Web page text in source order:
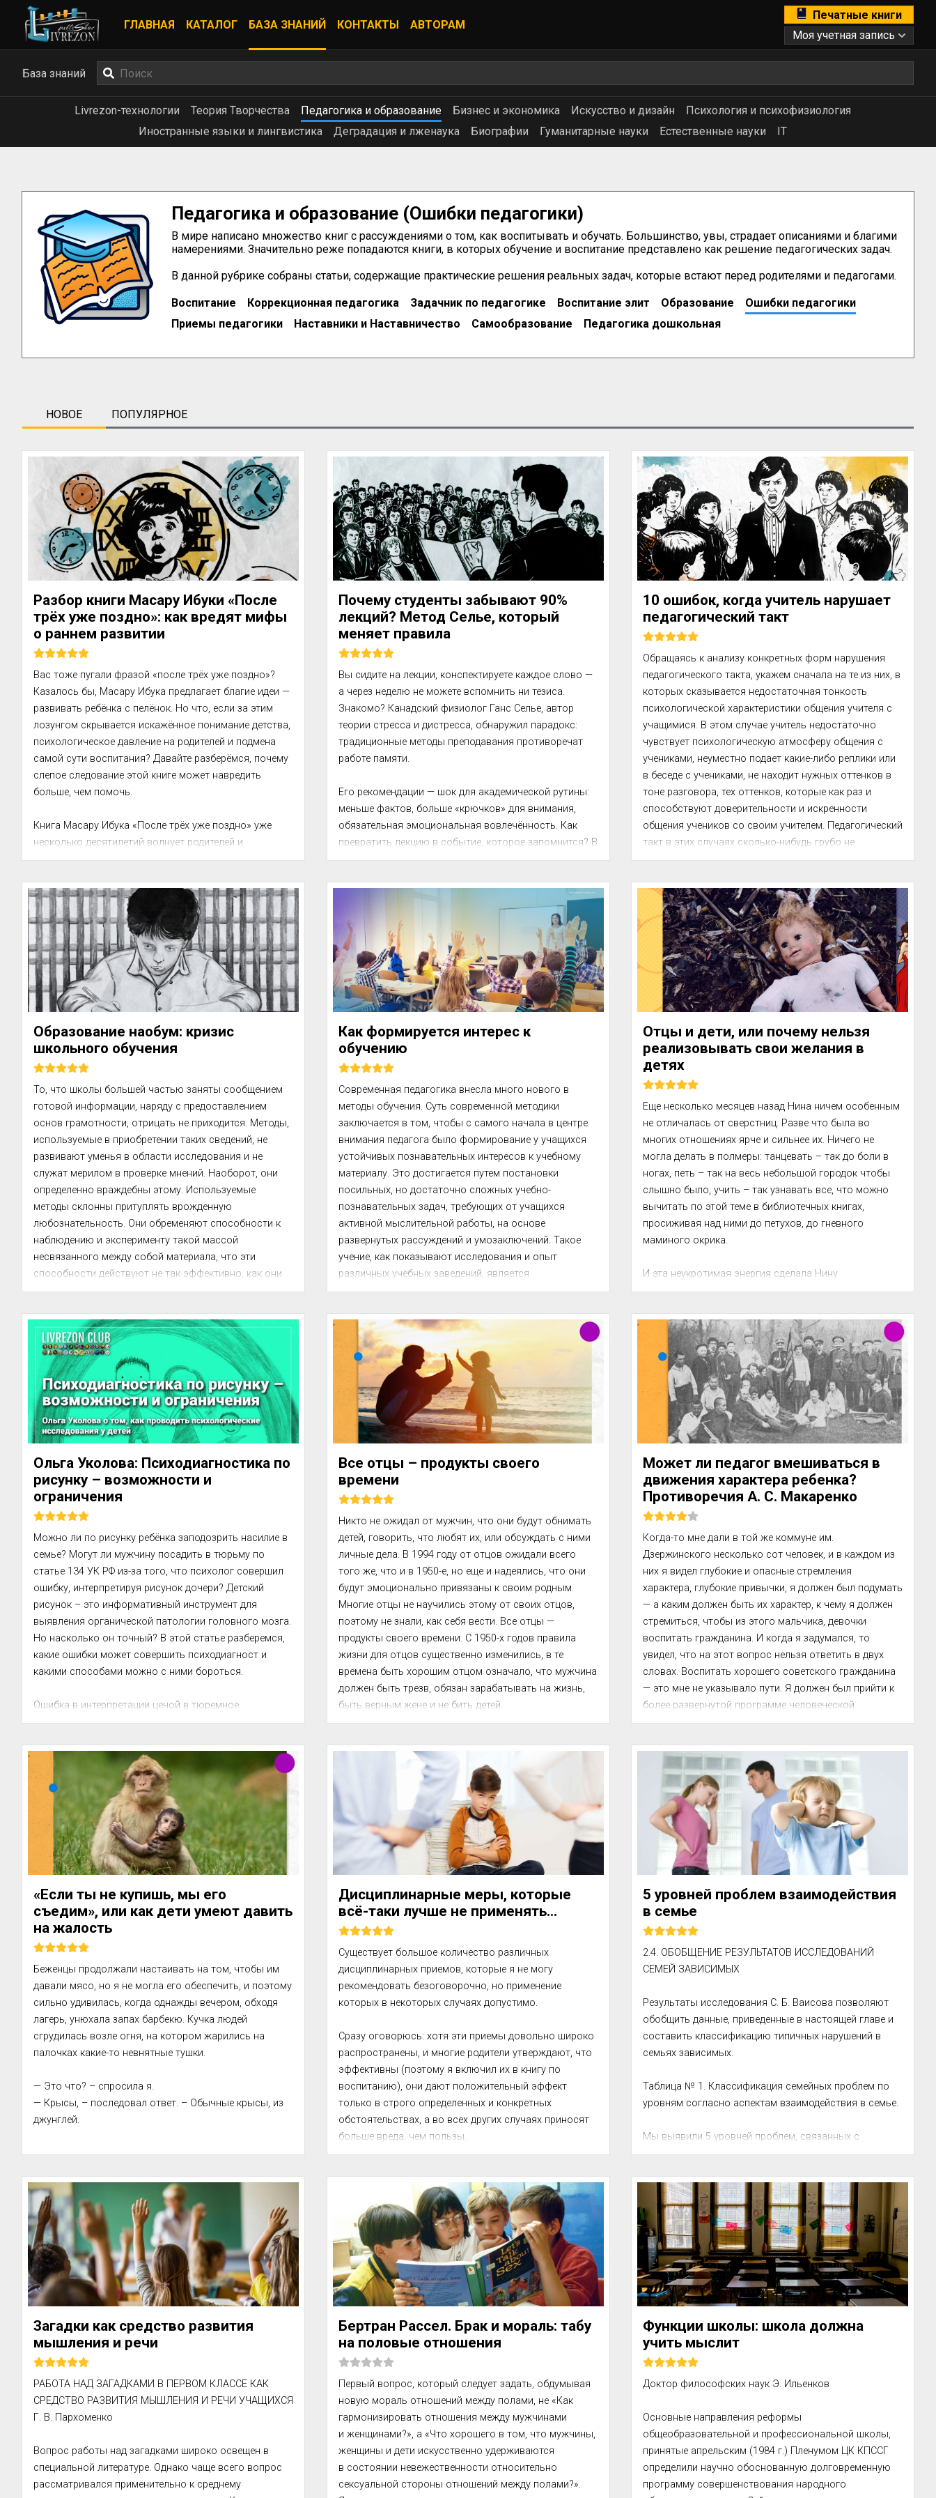
ГЛАВНАЯ КАТАЛОГ БАЗА ЗНАНИЙ КОНТАКТЫ АВТОРАМ
Печатные книги
Моя учетная запись
База знаний
Livrezon-технологии Теория Творчества Педагогика и образование Бизнес и экономика Искусство и дизайн
Психология и психофизиология
Иностранные языки и лингвистика
Деградация и лженаука Биографии Гуманитарные науки Естественные науки IT
Педагогика и образование (Ошибки педагогики)
В мире написано множество книг с рассуждениями о том, как воспитывать и обучать. Большинство, увы, страдает описаниями и благими
намерениями. Значительно реже попадаются книги, в которых обучение и воспитание представлено как решение педагогических задач.
В данной рубрике собраны статьи, содержащие практические решения реальных задач, которые встают перед родителями и педагогами.
Воспитание Коррекционная педагогика Задачник по педагогике Воспитание элит Образование
Ошибки педагогики
Приемы педагогики
Наставники и Наставничество Самообразование Педагогика дошкольная
НОВОЕ ПОПУЛЯРНОЕ
Разбор книги Масару Ибуки «После
трёх уже поздно»: как вредят мифы
о раннем развитии
Вас тоже пугали фразой «после трёх уже поздно»?
Казалось бы, Масару Ибука предлагает благие идеи —
развивать ребёнка с пелёнок. Но что, если за этим
лозунгом скрывается искажённое понимание детства,
психологическое давление на родителей и подмена
самой сути воспитания? Давайте разберёмся, почему
слепое следование этой книге может навредить
больше, чем помочь.
Книга Масару Ибука «После трёх уже поздно» уже
несколько десятилетий волнует родителей и
педагогов по всему миру. Написанная в 1971 году
простой и потому...
Почему студенты забывают 90%
лекций? Метод Селье, который
меняет правила
Вы сидите на лекции, конспектируете каждое слово —
а через неделю не можете вспомнить ни тезиса.
Знакомо? Канадский физиолог Ганс Селье, автор
теории стресса и дистресса, обнаружил парадокс:
традиционные методы преподавания противоречат
работе памяти.
Его рекомендации — шок для академической рутины:
меньше фактов, больше «крючков» для внимания,
обязательная эмоциональная вовлечённость. Как
превратить лекцию в событие, которое запомнится? В
этом фрагменте из нашней Базы знаний — принципы,
10 ошибок, когда учитель нарушает
педагогический такт
Обращаясь к анализу конкретных форм нарушения
педагогического такта, укажем сначала на те из них, в
которых сказывается недостаточная тонкость
психологической характеристики общения учителя с
учащимися. В этом случае учитель недостаточно
чувствует психологическую атмосферу общения с
учениками, неуместно подает какие-либо реплики или
в беседе с учениками, не находит нужных оттенков в
тоне разговора, тех оттенков, которые как раз и
способствуют доверительности и искренности
общения учеников со своим учителем. Педагогический
такт в этих случаях сколько-нибудь грубо не
нарушается, но здесь не хват...
Образование наобум: кризис
школьного обучения
То, что школы большей частью заняты сообщением
готовой информации, наряду с предоставлением
основ грамотности, отрицать не приходится. Методы,
используемые в приобретении таких сведений, не
развивают уменья в области исследования и не
служат мерилом в проверке мнений. Наоборот, они
определенно враждебны этому. Используемые
методы склонны притуплять врожденную
любознательность. Они обременяют способности к
наблюдению и эксперименту такой массой
несвязанного между собой материала, что эти
способности действуют не так эффективно, как они
зачастую действуют у многих неграмотных людей.
Как формируется интерес к
обучению
Современная педагогика внесла много нового в
методы обучения. Суть современной методики
заключается в том, чтобы с самого начала в центре
внимания педагога было формирование у учащихся
устойчивых познавательных интересов к учебному
материалу. Это достигается путем постановки
посильных, но достаточно сложных учебно-
познавательных задач, требующих от учащихся
активной мыслительной работы, на основе
развернутых рассуждений и умозаключений. Такое
учение, как показывают исследования и опыт
различных учебных заведений, является
развивающим и обеспечивает сознательное усвоение
Отцы и дети, или почему нельзя
реализовывать свои желания в
детях
Еще несколько месяцев назад Нина ничем особенным
не отличалась от сверстниц. Разве что была во
многих отношениях ярче и сильнее их. Ничего не
могла делать в полмеры: танцевать – так до боли в
ногах, петь – так на весь небольшой городок чтобы
слышно было, учить – так узнавать все, что можно
вычитать по этой теме в библиотечных книгах,
просиживая над ними до петухов, до гневного
маминого окрика.
И эта неукротимая энергия сделала Нину
общепризнанным вожаком класса, потом школы, где
Ольга Уколова: Психодиагностика по
рисунку – возможности и
ограничения
Можно ли по рисунку ребёнка заподозрить насилие в
семье? Могут ли мужчину посадить в тюрьму по
статье 134 УК РФ из-за того, что психолог совершил
ошибку, интерпретируя рисунок дочери? Детский
рисунок – это информативный инструмент для
выявления органической патологии головного мозга.
Но насколько он точный? В этой статье разберемся,
какие ошибки может совершить психодиагност и
какими способами можно с ними бороться.
Ошибка в интерпретации ценой в тюремное
заключение
Это рисунки семилетней девочки, дочери чиновника ...
Все отцы – продукты своего
времени
Никто не ожидал от мужчин, что они будут обнимать
детей, говорить, что любят их, или обсуждать с ними
личные дела. В 1994 году от отцов ожидали всего
того же, что и в 1950-е, но еще и надеялись, что они
будут эмоционально привязаны к своим родным.
Многие отцы не научились этому от своих отцов,
поэтому не знали, как себя вести. Все отцы —
продукты своего времени. С 1950-х годов правила
жизни для отцов существенно изменились, в те
времена быть хорошим отцом означало, что мужчина
должен быть трезв, обязан зарабатывать на жизнь,
быть верным жене и не бить детей.
Может ли педагог вмешиваться в
движения характера ребенка?
Противоречия А. С. Макаренко
Когда-то мне дали в той же коммуне им.
Дзержинского несколько сот человек, и в каждом из
них я видел глубокие и опасные стремления
характера, глубокие привычки, я должен был подумать
— а каким должен быть их характер, к чему я должен
стремиться, чтобы из этого мальчика, девочки
воспитать гражданина. И когда я задумался, то
увидел, что на этот вопрос нельзя ответить в двух
словах. Воспитать хорошего советского гражданина
— это мне не указывало пути. Я должен был прийти к
более развернутой программе человеческой
личности. И, подходя к программе личности, я
«Если ты не купишь, мы его
съедим», или как дети умеют давить
на жалость
Беженцы продолжали настаивать на том, чтобы им
давали мясо, но я не могла его обеспечить, и поэтому
сильно удивилась, когда однажды вечером, обходя
лагерь, унюхала запах барбекю. Кучка людей
сгрудилась возле огня, на котором жарились на
палочках какие-то невнятные тушки.
— Это что? – спросила я.
— Крысы, – последовал ответ. – Обычные крысы, из
джунглей.
О боже! Люди дошли до того, что уже ели мелких
— Да ну, все нормально, – рассмеялись беженцы мо...
Дисциплинарные меры, которые
всё-таки лучше не применять...
Существует большое количество различных
дисциплинарных приемов, которые я не могу
рекомендовать безоговорочно, но применение
которых в некоторых случаях допустимо.
Сразу оговорюсь: хотя эти приемы довольно широко
распространены, и многие родители утверждают, что
эффективны (поэтому я включил их в книгу по
воспитанию), они дают положительный эффект
только в строго определенных и конкретных
обстоятельствах, а во всех других случаях приносят
больше вреда, чем пользы.
5 уровней проблем взаимодействия
в семье
2.4. ОБОБЩЕНИЕ РЕЗУЛЬТАТОВ ИССЛЕДОВАНИЙ
СЕМЕЙ ЗАВИСИМЫХ
Результаты исследования С. Б. Ваисова позволяют
обобщить данные, приведенные в настоящей главе и
составить классификацию типичных нарушений в
семьях зависимых.
Таблица № 1. Классификация семейных проблем по
уровням согласно аспектам взаимодействия в семье.
Мы выявили 5 уровней проблем, связанных с
соответствующими аспектами взаимодействия
I уровень - эмоциональный - харак...
Загадки как средство развития
мышления и речи
РАБОТА НАД ЗАГАДКАМИ В ПЕРВОМ КЛАССЕ КАК
СРЕДСТВО РАЗВИТИЯ МЫШЛЕНИЯ И РЕЧИ УЧАЩИХСЯ
Г. В. Пархоменко
Вопрос работы над загадками широко освещен в
специальной литературе. Однако чаще всего вопрос
рассматривался применительно к среднему
Бертран Рассел. Брак и мораль: табу
на половые отношения
Первый вопрос, который следует задать, обдумывая
новую мораль отношений между полами, не «Как
гармонизировать отношения между мужчинами
и женщинами?», а «Что хорошего в том, что мужчины,
женщины и дети искусственно удерживаются
в состоянии невежественности относительно
сексуальной стороны отношений между полами?».
Функции школы: школа должна
учить мыслит
Доктор философских наук Э. Ильенков
Основные направления реформы
общеобразовательной и профессиональной школы,
принятые апрельским (1984 г.) Пленумом ЦК КПССГ
определили научно обоснованную долговременную
программу совершенствования народного